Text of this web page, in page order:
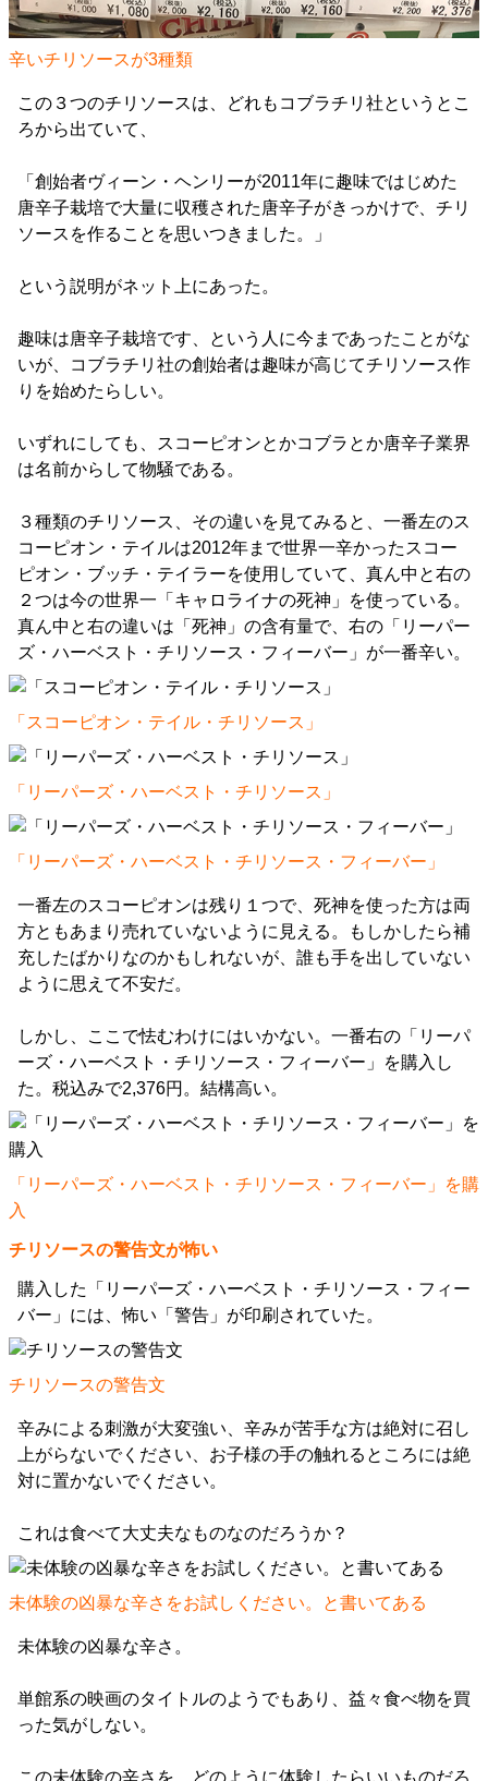
辛いチリソースが3種類
この３つのチリソースは、どれもコブラチリ社というとこ
ろから出ていて、
「創始者ヴィーン・ヘンリーが2011年に趣味ではじめた
唐辛子栽培で大量に収穫された唐辛子がきっかけで、チリ
ソースを作ることを思いつきました。」
という説明がネット上にあった。
趣味は唐辛子栽培です、という人に今まであったことがな
いが、コブラチリ社の創始者は趣味が高じてチリソース作
りを始めたらしい。
いずれにしても、スコーピオンとかコブラとか唐辛子業界
は名前からして物騒である。
３種類のチリソース、その違いを見てみると、一番左のス
コーピオン・テイルは2012年まで世界一辛かったスコー
ピオン・ブッチ・テイラーを使用していて、真ん中と右の
２つは今の世界一「キャロライナの死神」を使っている。
真ん中と右の違いは「死神」の含有量で、右の「リーパー
ズ・ハーベスト・チリソース・フィーバー」が一番辛い。
「スコーピオン・テイル・チリソース」
「リーパーズ・ハーベスト・チリソース」
「リーパーズ・ハーベスト・チリソース・フィーバー」
一番左のスコーピオンは残り１つで、死神を使った方は両
方ともあまり売れていないように見える。もしかしたら補
充したばかりなのかもしれないが、誰も手を出していない
ように思えて不安だ。
しかし、ここで怯むわけにはいかない。一番右の「リーパ
ーズ・ハーベスト・チリソース・フィーバー」を購入し
た。税込みで2,376円。結構高い。
「リーパーズ・ハーベスト・チリソース・フィーバー」を購
入
チリソースの警告文が怖い
購入した「リーパーズ・ハーベスト・チリソース・フィー
バー」には、怖い「警告」が印刷されていた。
チリソースの警告文
辛みによる刺激が大変強い、辛みが苦手な方は絶対に召し
上がらないでください、お子様の手の触れるところには絶
対に置かないでください。
これは食べて大丈夫なものなのだろうか？
未体験の凶暴な辛さをお試しください。と書いてある
未体験の凶暴な辛さ。
単館系の映画のタイトルのようでもあり、益々食べ物を買
った気がしない。
この未体験の辛さを、どのように体験したらいいものだろ